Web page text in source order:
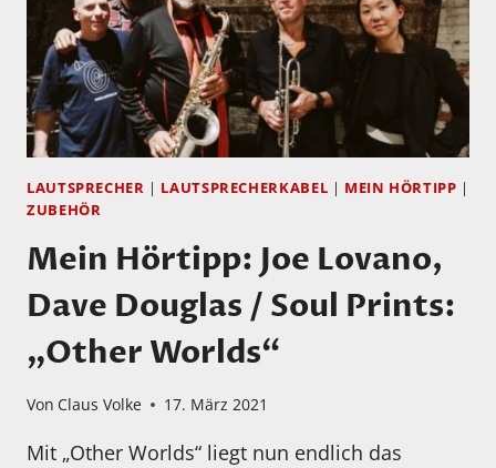
LAUTSPRECHER | LAUTSPRECHERKABEL | MEIN HÖRTIPP |
ZUBEHÖR
Mein Hörtipp: Joe Lovano,
Dave Douglas / Soul Prints:
„Other Worlds“
Von Claus Volke 17. März 2021
Mit „Other Worlds“ liegt nun endlich das